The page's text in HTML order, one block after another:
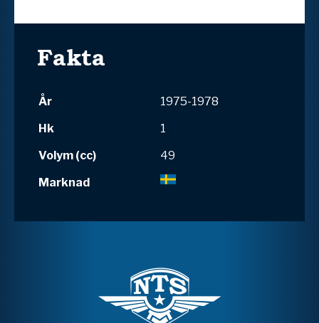
Fakta
År
1975-1978
Hk
1
Volym (cc)
49
Marknad